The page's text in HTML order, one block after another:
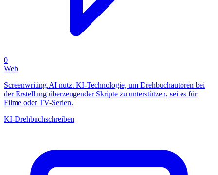
0
Web
Screenwriting.AI nutzt KI-Technologie, um Drehbuchautoren bei
der Erstellung überzeugender Skripte zu unterstützen, sei es für
Filme oder TV-Serien.
KI-Drehbuchschreiben